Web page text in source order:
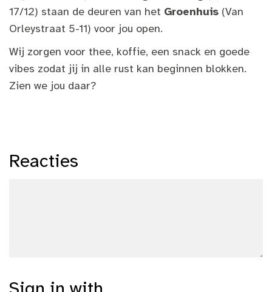
17/12) staan de deuren van het Groenhuis (Van
Orleystraat 5-11) voor jou open.
Wij zorgen voor thee, koffie, een snack en goede
vibes zodat jij in alle rust kan beginnen blokken.
Zien we jou daar?
Reacties